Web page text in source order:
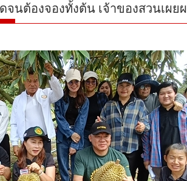
จนต้องจองทั้งต้น เจ้าของสวนเผย